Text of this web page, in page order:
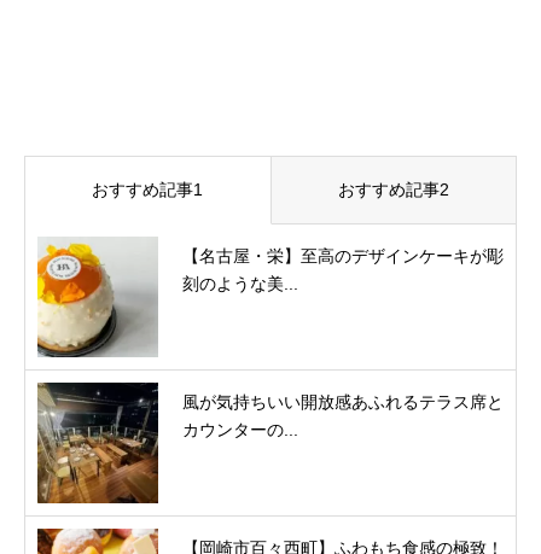
おすすめ記事1 おすすめ記事2
【名古屋・栄】至高のデザインケーキが彫
刻のような美...
風が気持ちいい開放感あふれるテラス席と
カウンターの...
【岡崎市百々西町】ふわもち食感の極致！